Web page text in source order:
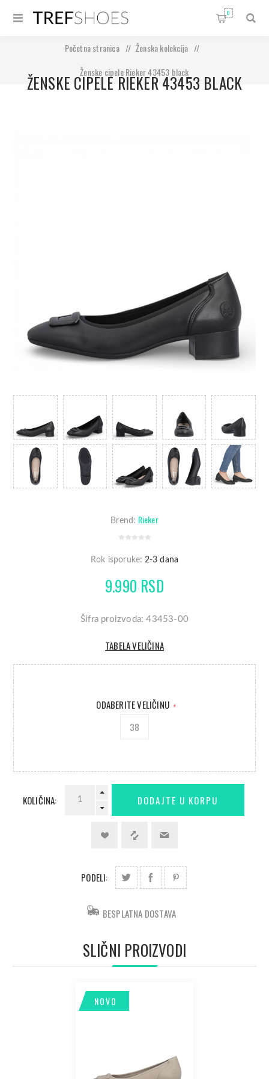
0
Početna stranica / Ženska kolekcija
/
Ženske cipele Rieker 43453 black
ŽENSKE CIPELE RIEKER 43453 BLACK
Brend: Rieker
Rok isporuke: 2-3 dana
9.990 RSD
Šifra proizvoda: 43453-00
TABELA VELIČINA
ODABERITE VELIČINU *
38
KOLIČINA:
PODELI:
BESPLATNA DOSTAVA
SLIČNI PROIZVODI
NOVO